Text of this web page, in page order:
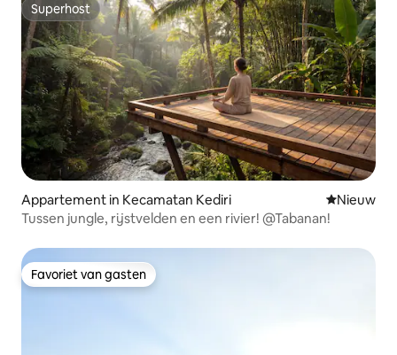
Superhost
Superhost
Appartement in Kecamatan Kediri Nieuwe
Nieuw
Tussen jungle, rijstvelden en een rivier! @Tabanan!
Favoriet van gasten
Favoriet van gasten